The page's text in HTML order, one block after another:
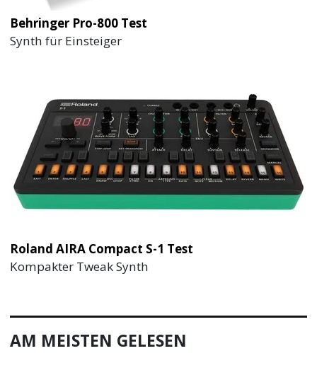
Behringer Pro-800 Test
Synth für Einsteiger
Roland AIRA Compact S-1 Test
Kompakter Tweak Synth
AM MEISTEN GELESEN